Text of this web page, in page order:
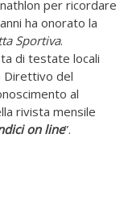
per ricordare
ha onorato la
Sportiva.
di testate locali
Direttivo del
al
rivista mensile
on line”.